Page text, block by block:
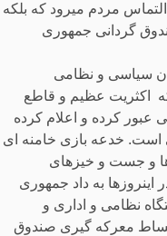
مردم میرود که بلکه
گردانی جمهوری
سیاسی و نظامی
اکثریت عظیم و قاطع
عبور کرده و اعلام کرده
است. خدعه بازی خامنه ای
و جست و خیزهای
اینروزها به داد جمهوری
نظامی و اداری و
معرکه گیری صندوق